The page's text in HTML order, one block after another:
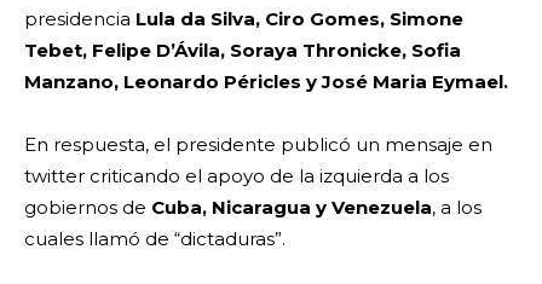
presidencia Lula da Silva, Ciro Gomes, Simone
Tebet, Felipe D’Ávila, Soraya Thronicke, Sofia
Manzano, Leonardo Péricles y José Maria Eymael.
En respuesta, el presidente publicó un mensaje en
twitter criticando el apoyo de la izquierda a los
gobiernos de Cuba, Nicaragua y Venezuela, a los
cuales llamó de “dictaduras”.